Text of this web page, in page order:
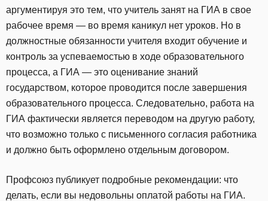
аргументируя это тем, что учитель занят на ГИА в свое
рабочее время — во время каникул нет уроков. Но в
должностные обязанности учителя входит обучение и
контроль за успеваемостью в ходе образовательного
процесса, а ГИА — это оценивание знаний
государством, которое проводится после завершения
образовательного процесса. Следовательно, работа на
ГИА фактически является переводом на другую работу,
что возможно только с письменного согласия работника
и должно быть оформлено отдельным договором.
Профсоюз публикует подробные рекомендации: что
делать, если вы недовольны оплатой работы на ГИА.